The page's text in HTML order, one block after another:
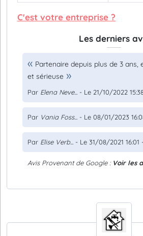
C'est votre entreprise ?
Les derniers
Partenaire depuis plus de 3 ans,
et sérieuse
Par Elena Neve... - Le 21/10/2022
Par Vania Foss... - Le 08/01/2023
Par Elise Verb... - Le 31/08/2021 16:01 -
Avis Provenant de Google : Voir les